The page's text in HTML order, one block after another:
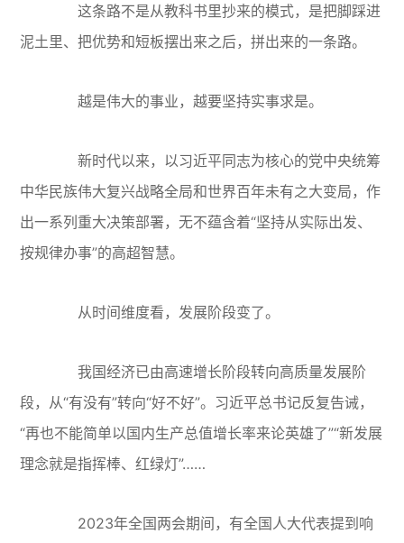
这条路不是从教科书里抄来的模式，是把脚踩进
泥土里、把优势和短板摆出来之后，拼出来的一条路。
越是伟大的事业，越要坚持实事求是。
新时代以来，以习近平同志为核心的党中央统筹
中华民族伟大复兴战略全局和世界百年未有之大变局，作
出一系列重大决策部署，无不蕴含着“坚持从实际出发、
按规律办事”的高超智慧。
从时间维度看，发展阶段变了。
我国经济已由高速增长阶段转向高质量发展阶
段，从“有没有”转向“好不好”。习近平总书记反复告诫，
“再也不能简单以国内生产总值增长率来论英雄了”“新发展
理念就是指挥棒、红绿灯”……
2023年全国两会期间，有全国人大代表提到响